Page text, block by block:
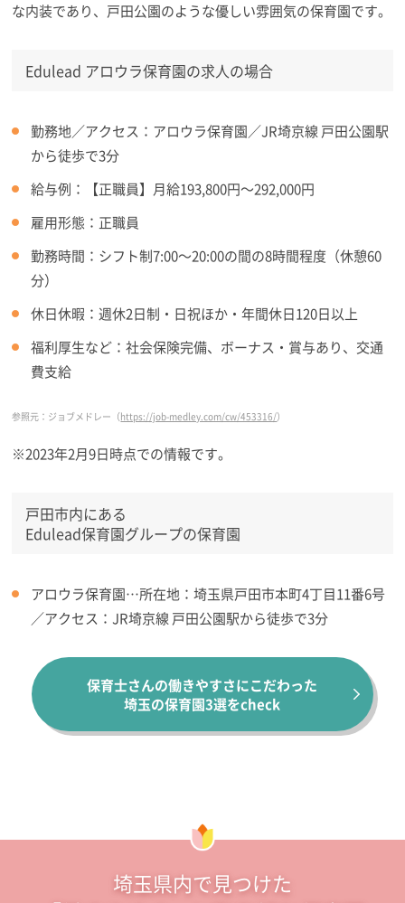
な内装であり、戸田公園のような優しい雰囲気の保育園です。
Edulead アロウラ保育園の求人の場合
勤務地／アクセス：アロウラ保育園／JR埼京線 戸田公園駅
から徒歩で3分
給与例：【正職員】月給193,800円～292,000円
雇用形態：正職員
勤務時間：シフト制7:00～20:00の間の8時間程度（休憩60
分）
休日休暇：週休2日制・日祝ほか・年間休日120日以上
福利厚生など：社会保険完備、ボーナス・賞与あり、交通
費支給
参照元：ジョブメドレー（https://job-medley.com/cw/453316/）
※2023年2月9日時点での情報です。
戸田市内にある
Edulead保育園グループの保育園
アロウラ保育園…所在地：埼玉県戸田市本町4丁目11番6号
／アクセス：JR埼京線 戸田公園駅から徒歩で3分
保育士さんの働きやすさにこだわった
埼玉の保育園3選をcheck
埼玉県内で見つけた